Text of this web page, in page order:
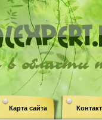
области
Карта сайта